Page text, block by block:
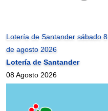
Lotería de Santander sábado 8
de agosto 2026
Lotería de Santander
08 Agosto 2026